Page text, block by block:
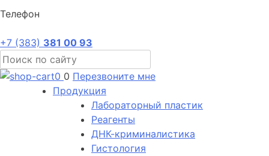
Телефон
+7 (383) 381 00 93
0 0 Перезвоните мне
Продукция
Лабораторный пластик
Реагенты
ДНК-криминалистика
Гистология